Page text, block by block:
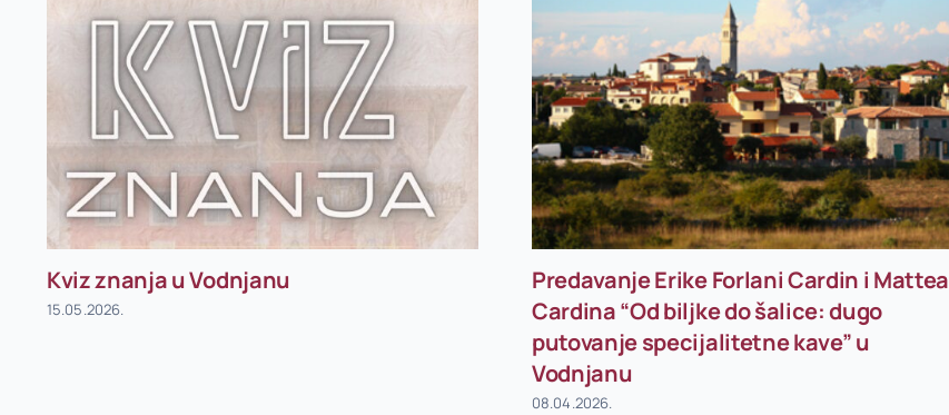
Kviz znanja u Vodnjanu
15.05.2026.
Predavanje Erike Forlani Cardin i Mattea
Cardina “Od biljke do šalice: dugo
putovanje specijalitetne kave” u
Vodnjanu
08.04.2026.